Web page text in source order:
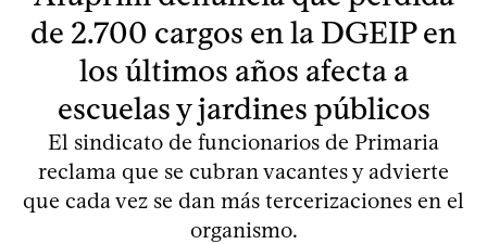
de 2.700 cargos en la DGEIP en
los últimos años afecta a
escuelas y jardines públicos
El sindicato de funcionarios de Primaria
reclama que se cubran vacantes y advierte
que cada vez se dan más tercerizaciones en el
organismo.